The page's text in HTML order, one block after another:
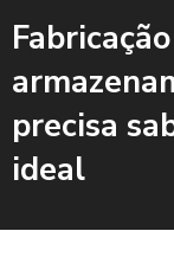
precisa
ideal